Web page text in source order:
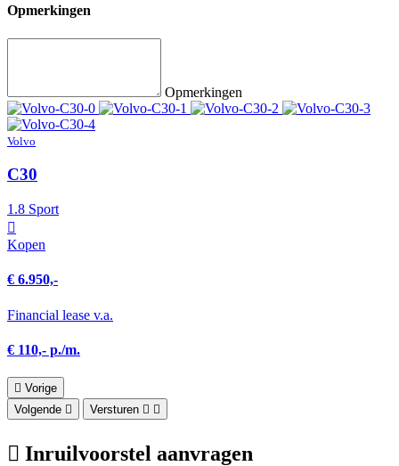
Opmerkingen
Opmerkingen
Volvo
C30
1.8 Sport
Kopen
€ 6.950,-
Financial lease v.a.
€ 110,- p./m.
Vorige
Volgende
Versturen
Inruilvoorstel aanvragen